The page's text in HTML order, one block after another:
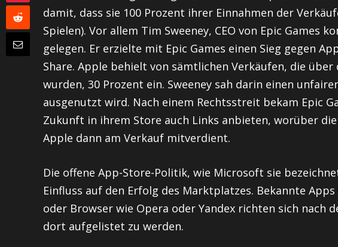
damit, dass sie 100 Prozent ihrer Einnahmen der
Spielen). Vor allem Tim Sweeney, CEO von Epic Games
gelegen. Er erzielte mit Epic Games einen Sieg gegen
Share. Apple behielt von sämtlichen Verkäufen, die
wurden, 30 Prozent ein. Sweeney sah darin einen
ausgenutzt wird. Nach einem Rechtsstreit bekam Epic
Zukunft in ihrem Store auch Links anbieten, worüber
Apple dann am Verkauf mitverdient.
Die offene App-Store-Politik, wie Microsoft sie
Einfluss auf den Erfolg des Marktplatzes. Bekannte
oder Browser wie Opera oder Yandex richten sich nach
dort aufgelistet zu werden.